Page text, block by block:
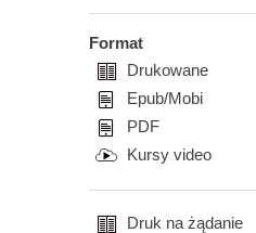
Format
Drukowane
Epub/Mobi
PDF
Kursy video
Druk na żądanie